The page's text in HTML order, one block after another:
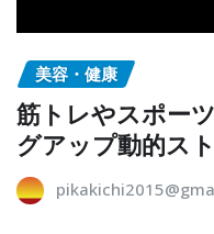
美容・健康
筋トレやスポー
グアップ動的ス